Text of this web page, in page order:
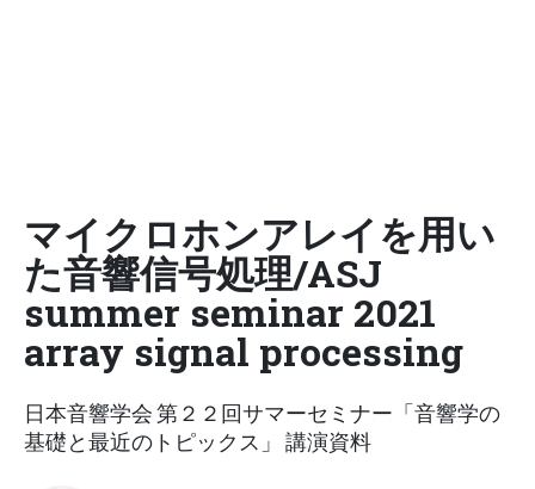
マイクロホンアレイを用い
た音響信号処理/ASJ
summer seminar 2021
array signal processing
日本音響学会 第２２回サマーセミナー「音響学の
基礎と最近のトピックス」 講演資料